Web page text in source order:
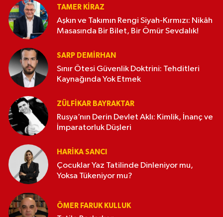
TAMER KIRAZ
Aşkın ve Takımın Rengi Siyah-Kırmızı: Nikâh
Masasında Bir Bilet, Bir Ömür Sevdalık!
SARP DEMIRHAN
Sınır Ötesi Güvenlik Doktrini: Tehditleri
Kaynağında Yok Etmek
ZÜLFIKAR BAYRAKTAR
Rusya’nın Derin Devlet Aklı: Kimlik, İnanç ve
İmparatorluk Düşleri
HARIKA SANCI
Çocuklar Yaz Tatilinde Dinleniyor mu,
Yoksa Tükeniyor mu?
ÖMER FARUK KULLUK